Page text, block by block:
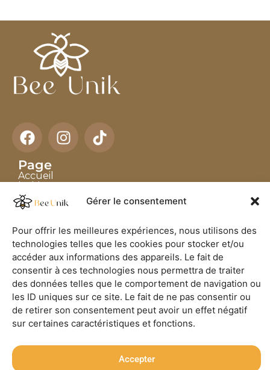
Gérer le consentement
Pour offrir les meilleures expériences, nous utilisons des
technologies telles que les cookies pour stocker et/ou
accéder aux informations des appareils. Le fait de
consentir à ces technologies nous permettra de traiter
des données telles que le comportement de navigation ou
les ID uniques sur ce site. Le fait de ne pas consentir ou
de retirer son consentement peut avoir un effet négatif
sur certaines caractéristiques et fonctions.
Accepter
Page
Accueil
La Marque
Les Artisans
Boutique
Collection
Sacs en Raphia
Chapeaux
Accessoires en Cornes
Contact
Nous contactez directement
contact@bee-unik.com